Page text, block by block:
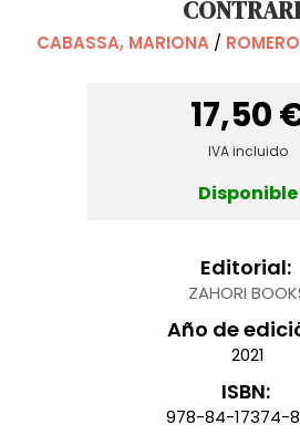
CABASSA, MARIONA /
17,50
IVA incluido
Disponible
Editorial:
ZAHORI
Año de
2021
ISBN:
978-84-17374-